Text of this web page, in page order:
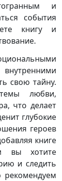
и
события
книгу и
свою тайну.
любви,
что делает
глубокие
героев
книге
вы хотите
и следить
рекомендуем